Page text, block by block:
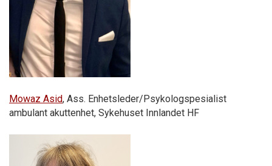
Mowaz Asid, Ass. Enhetsleder/Psykologspesialist
ambulant akuttenhet, Sykehuset Innlandet HF